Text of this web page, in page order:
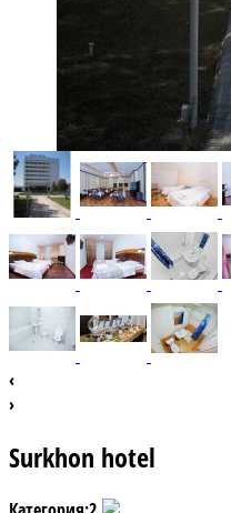
‹
›
Surkhon hotel